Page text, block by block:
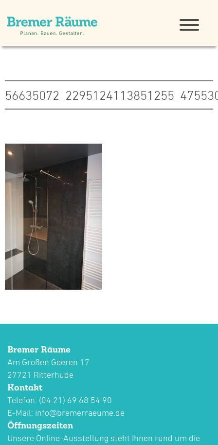
Bremer Räume
Am Großen Geeren 17
27721 Ritterhude
Kontakt
Telefon: (04 21) 69 68 54 90
E-Mail: info@bremerraeume.de
Öffnungszeiten
Unsere Online-Ausstellung steht Ihnen rund um die